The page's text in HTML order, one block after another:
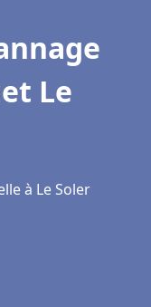
Le
à Le Soler